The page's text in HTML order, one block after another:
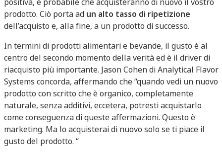
prodotto. Ciò porta ad un alto tasso di ripetizione
dell’acquisto e, alla fine, a un prodotto di successo.
In termini di prodotti alimentari e bevande, il gusto è al
centro del secondo momento della verità ed è il driver di
riacquisto più importante. Jason Cohen di Analytical Flavor
Systems concorda, affermando che “quando vedi un nuovo
prodotto con scritto che è organico, completamente
naturale, senza additivi, eccetera, potresti acquistarlo
come conseguenza di queste affermazioni. Questo è
marketing. Ma lo acquisterai di nuovo solo se ti piace il
gusto del prodotto. “